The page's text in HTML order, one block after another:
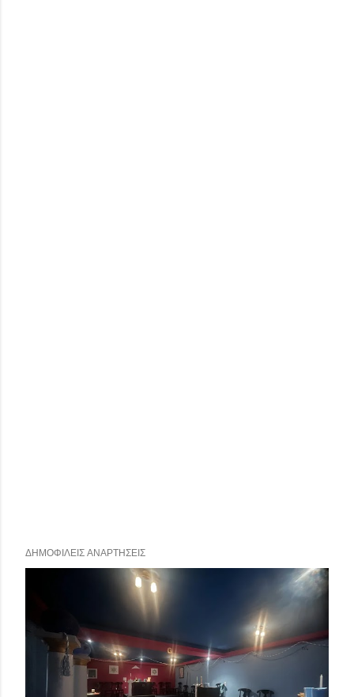
ΔΗΜΟΦΙΛΕΊΣ ΑΝΑΡΤΉΣΕΙΣ